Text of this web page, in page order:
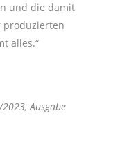
und die damit
produzierten
alles.“
Ausgabe